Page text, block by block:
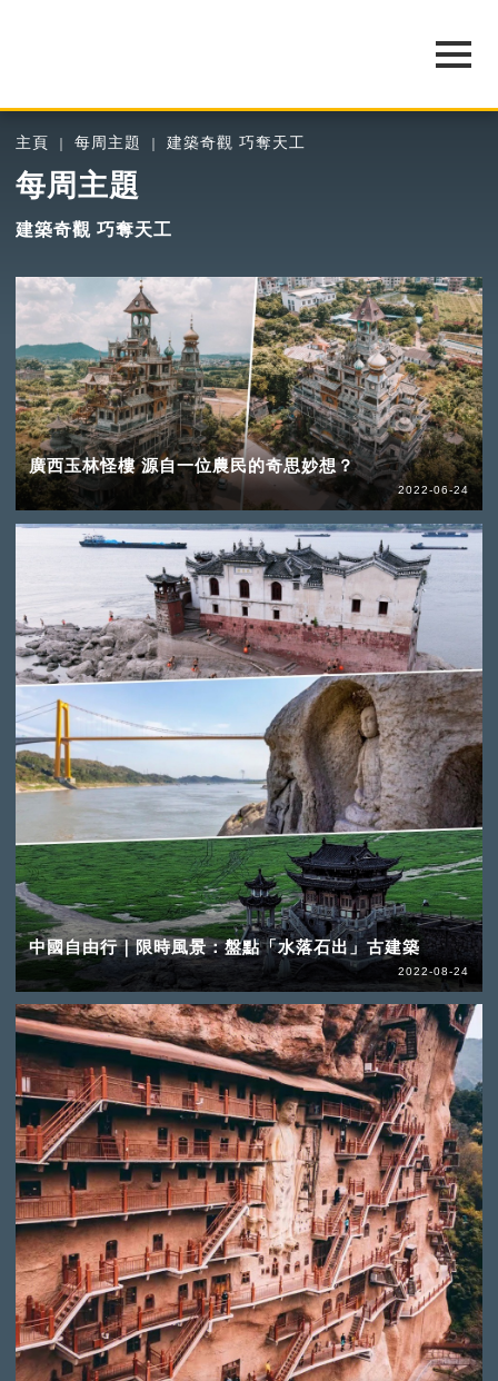
主頁 每周主題 建築奇觀 巧奪天工
每周主題
建築奇觀 巧奪天工
廣西玉林怪樓 源自一位農民的奇思妙想？
2022-06-24
中國自由行｜限時風景：盤點「水落石出」古建築
2022-08-24